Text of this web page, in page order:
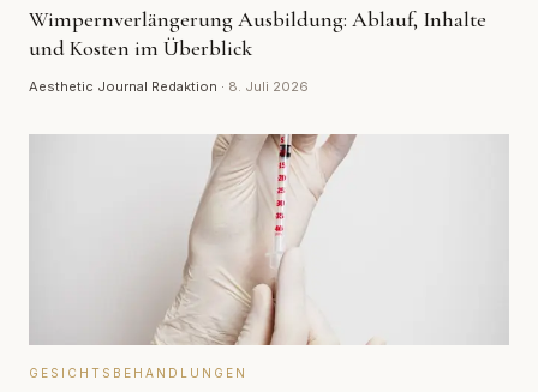
Wimpernverlängerung Ausbildung: Ablauf, Inhalte
und Kosten im Überblick
Aesthetic Journal Redaktion · 8. Juli 2026
GESICHTSBEHANDLUNGEN